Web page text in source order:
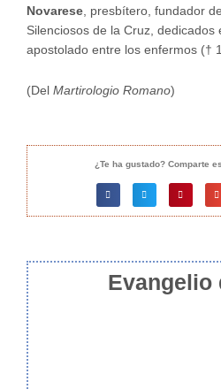
Novarese, presbítero, fundador
Silenciosos de la Cruz, dedicados
apostolado entre los enfermos (†
(Del Martirologio Romano)
¿Te ha gustado? Comparte
Evangelio